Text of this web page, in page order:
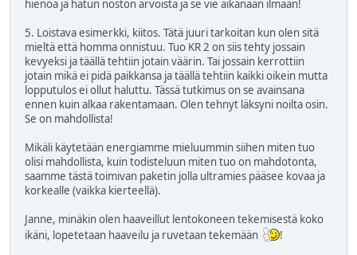
hienoa ja hatun noston arvoista ja se vie aikanaan ilmaan!
5. Loistava esimerkki, kiitos. Tätä juuri tarkoitan kun olen sitä
mieltä että homma onnistuu. Tuo KR 2 on siis tehty jossain
kevyeksi ja täällä tehtiin jotain väärin. Tai jossain kerrottiin
jotain mikä ei pidä paikkansa ja täällä tehtiin kaikki oikein mutta
lopputulos ei ollut haluttu. Tässä tutkimus on se avainsana
ennen kuin alkaa rakentamaan. Olen tehnyt läksyni noilta osin.
Se on mahdollista!
Mikäli käytetään energiamme mieluummin siihen miten tuo
olisi mahdollista, kuin todisteluun miten tuo on mahdotonta,
saamme tästä toimivan paketin jolla ultramies pääsee kovaa ja
korkealle (vaikka kierteellä).
Janne, minäkin olen haaveillut lentokoneen tekemisestä koko
ikäni, lopetetaan haaveilu ja ruvetaan tekemään
!